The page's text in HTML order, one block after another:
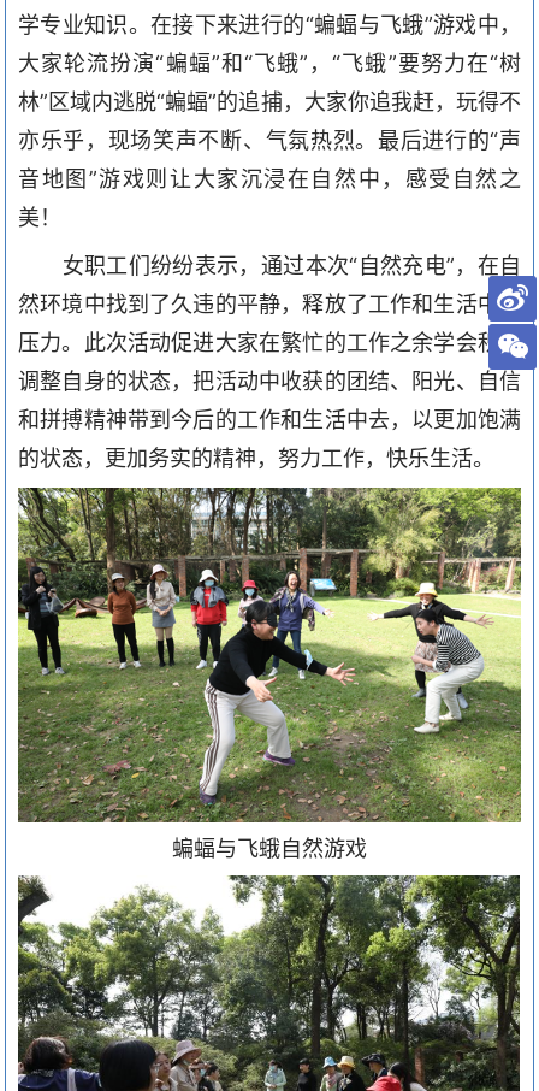
学专业知识。在接下来进行的“蝙蝠与飞蛾”游戏中，
大家轮流扮演“蝙蝠”和“飞蛾”，“飞蛾”要努力在“树
林”区域内逃脱“蝙蝠”的追捕，大家你追我赶，玩得不
亦乐乎，现场笑声不断、气氛热烈。最后进行的“声
音地图”游戏则让大家沉浸在自然中，感受自然之
美！
女职工们纷纷表示，通过本次“自然充电”， 在自
然环境中找到了久违的平静，释放了工作和生活中的
压力。此次活动促进大家在繁忙的工作之余学会积极
调整自身的状态，把活动中收获的团结、阳光、自信
和拼搏精神带到今后的工作和生活中去，以更加饱满
的状态，更加务实的精神，努力工作，快乐生活。
蝙蝠与飞蛾自然游戏